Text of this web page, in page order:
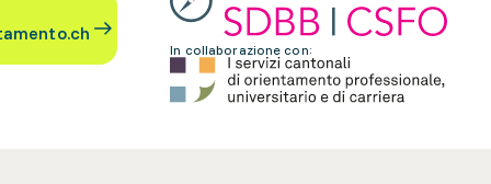
In collaborazione con: